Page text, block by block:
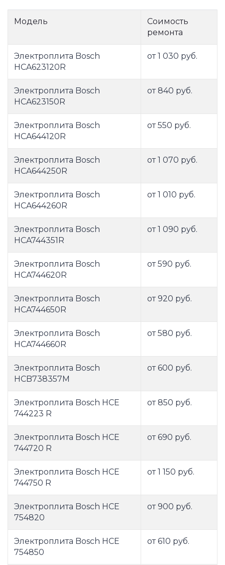
Модель
Соимость
ремонта
Электроплита Bosch
HCA623120R
от 1 030 руб.
Электроплита Bosch
HCA623150R
от 840 руб.
Электроплита Bosch
HCA644120R
от 550 руб.
Электроплита Bosch
HCA644250R
от 1 070 руб.
Электроплита Bosch
HCA644260R
от 1 010 руб.
Электроплита Bosch
HCA744351R
от 1 090 руб.
Электроплита Bosch
HCA744620R
от 590 руб.
Электроплита Bosch
HCA744650R
от 920 руб.
Электроплита Bosch
HCA744660R
от 580 руб.
Электроплита Bosch
HCB738357M
от 600 руб.
Электроплита Bosch HCE
744223 R
от 850 руб.
Электроплита Bosch HCE
744720 R
от 690 руб.
Электроплита Bosch HCE
744750 R
от 1 150 руб.
Электроплита Bosch HCE
754820
от 900 руб.
Электроплита Bosch HCE
754850
от 610 руб.